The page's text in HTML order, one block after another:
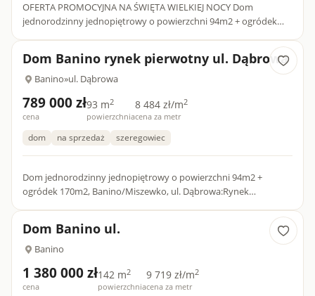
OFERTA PROMOCYJNA NA ŚWIĘTA WIELKIEJ NOCY Dom
jednorodzinny jednopiętrowy o powierzchni 94m2 + ogródek
Dom Banino rynek pierwotny ul. Dąbrowa
Banino»ul. Dąbrowa
789 000 zł
cena
93 m2
powierzchnia
8 484 zł/m2
cena za metr
dom na sprzedaż szeregowiec
Dom jednorodzinny jednopiętrowy o powierzchni 94m2 +
ogródek 170m2, Banino/Miszewko, ul. Dąbrowa:Rynek
Dom Banino ul.
Banino
1 380 000 zł
cena
142 m2
powierzchnia
9 719 zł/m2
cena za metr